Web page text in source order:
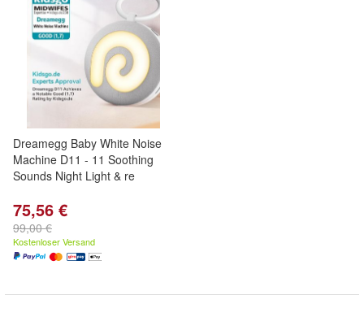
Dreamegg Baby White Noise
Machine D11 - 11 Soothing
Sounds Night Light & re
75,56 €
99,00 €
Kostenloser Versand